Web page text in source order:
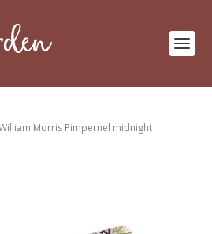
Morris Pimpernel midnight